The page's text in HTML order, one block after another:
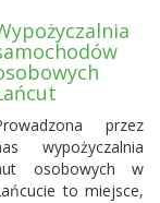
przez
wypożyczalnia
osobowych w
to miejsce,